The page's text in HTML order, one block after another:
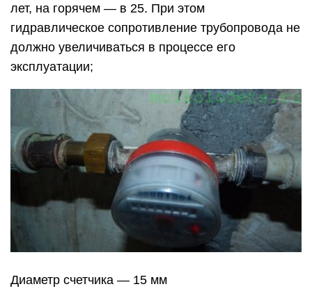
лет, на горячем — в 25. При этом
гидравлическое сопротивление трубопровода не
должно увеличиваться в процессе его
эксплуатации;
Диаметр счетчика — 15 мм